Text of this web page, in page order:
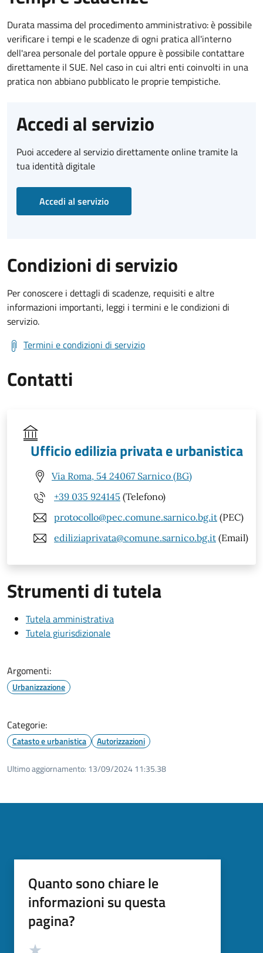
Durata massima del procedimento amministrativo: è possibile
verificare i tempi e le scadenze di ogni pratica all'interno
dell'area personale del portale oppure è possibile contattare
direttamente il SUE. Nel caso in cui altri enti coinvolti in una
pratica non abbiano pubblicato le proprie tempistiche.
Accedi al servizio
Puoi accedere al servizio direttamente online tramite la
tua identità digitale
Accedi al servizio
Condizioni di servizio
Per conoscere i dettagli di scadenze, requisiti e altre
informazioni importanti, leggi i termini e le condizioni di
servizio.
Termini e condizioni di servizio
Contatti
Ufficio edilizia privata e urbanistica
Via Roma, 54 24067 Sarnico (BG)
+39 035 924145 (Telefono)
protocollo@pec.comune.sarnico.bg.it (PEC)
ediliziaprivata@comune.sarnico.bg.it (Email)
Strumenti di tutela
Tutela amministrativa
Tutela giurisdizionale
Argomenti:
Urbanizzazione
Categorie:
Catasto e urbanistica Autorizzazioni
Ultimo aggiornamento: 13/09/2024 11:35.38
Quanto sono chiare le
informazioni su questa
pagina?
Valutazione